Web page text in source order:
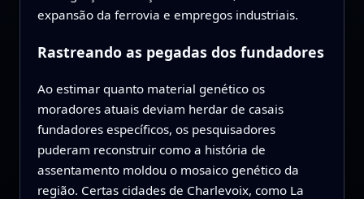
expansão da ferrovia e empregos industriais.
Rastreando as pegadas dos fundadores
Ao estimar quanto material genético os
moradores atuais deviam herdar de casais
fundadores específicos, os pesquisadores
puderam reconstruir como a história de
assentamento moldou o mosaico genético da
região. Certas cidades de Charlevoix, como La